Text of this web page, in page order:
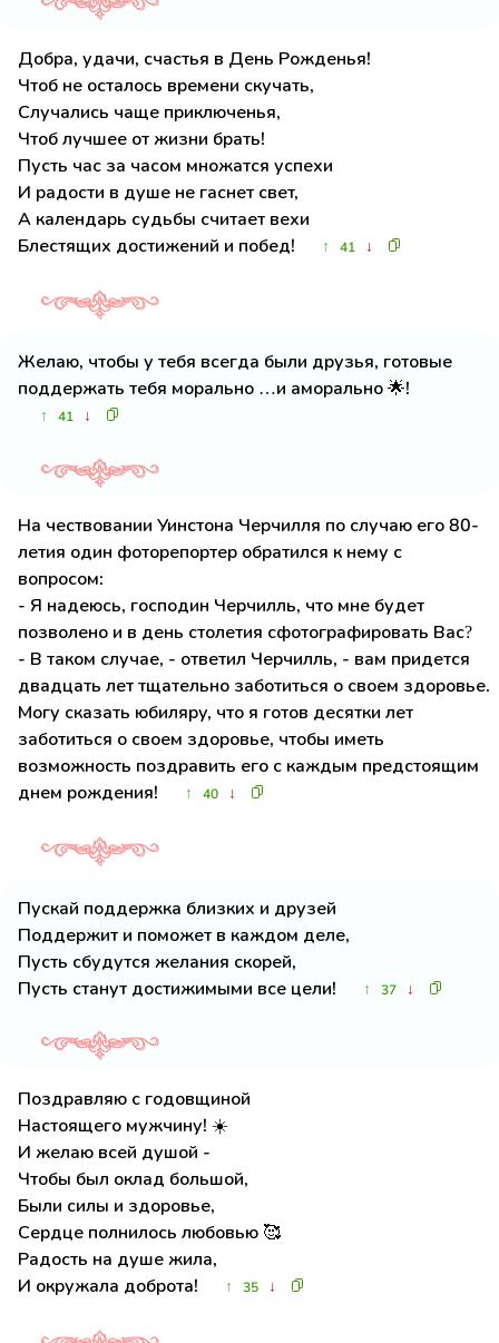
Добра, удачи, счастья в День Рожденья!
Чтоб не осталось времени скучать,
Случались чаще приключенья,
Чтоб лучшее от жизни брать!
Пусть час за часом множатся успехи
И радости в душе не гаснет свет,
А календарь судьбы считает вехи
Блестящих достижений и побед!
↑ 41 ↓
Желаю, чтобы у тебя всегда были друзья, готовые
поддержать тебя морально …и аморально 🌟!
↑ 41 ↓
На чествовании Уинстона Черчилля по случаю его 80-
летия один фоторепортер обратился к нему с
вопросом:
- Я надеюсь, господин Черчилль, что мне будет
позволено и в день столетия сфотографировать Вас?
- В таком случае, - ответил Черчилль, - вам придется
двадцать лет тщательно заботиться о своем здоровье.
Могу сказать юбиляру, что я готов десятки лет
заботиться о своем здоровье, чтобы иметь
возможность поздравить его с каждым предстоящим
днем рождения!
↑ 40 ↓
Пускай поддержка близких и друзей
Поддержит и поможет в каждом деле,
Пусть сбудутся желания скорей,
Пусть станут достижимыми все цели!
↑ 37 ↓
Поздравляю с годовщиной
Настоящего мужчину! ☀️
И желаю всей душой -
Чтобы был оклад большой,
Были силы и здоровье,
Сердце полнилось любовью 🥰
Радость на душе жила,
И окружала доброта!
↑ 35 ↓